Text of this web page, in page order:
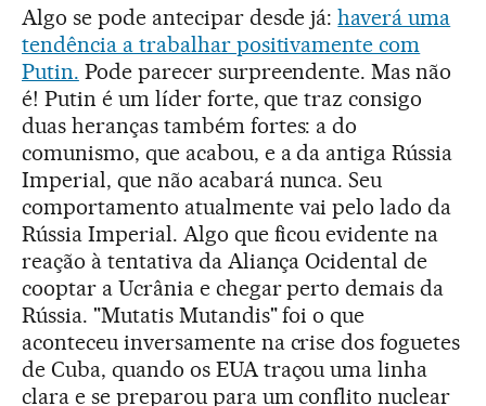
Algo se pode antecipar desde já:haverá uma
tendência a trabalhar positivamente com
Putin. Pode parecer surpreendente. Mas não
é! Putin é um líder forte, que traz consigo
duas heranças também fortes: a do
comunismo, que acabou, e a da antiga Rússia
Imperial, que não acabará nunca. Seu
comportamento atualmente vai pelo lado da
Rússia Imperial. Algo que ficou evidente na
reação à tentativa da Aliança Ocidental de
cooptar a Ucrânia e chegar perto demais da
Rússia. "Mutatis Mutandis" foi o que
aconteceu inversamente na crise dos foguetes
de Cuba, quando os EUA traçou uma linha
clara e se preparou para um conflito nuclear